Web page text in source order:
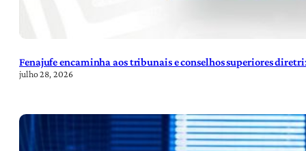
Fenajufe encaminha aos tribunais e conselhos superiores
julho 28, 2026